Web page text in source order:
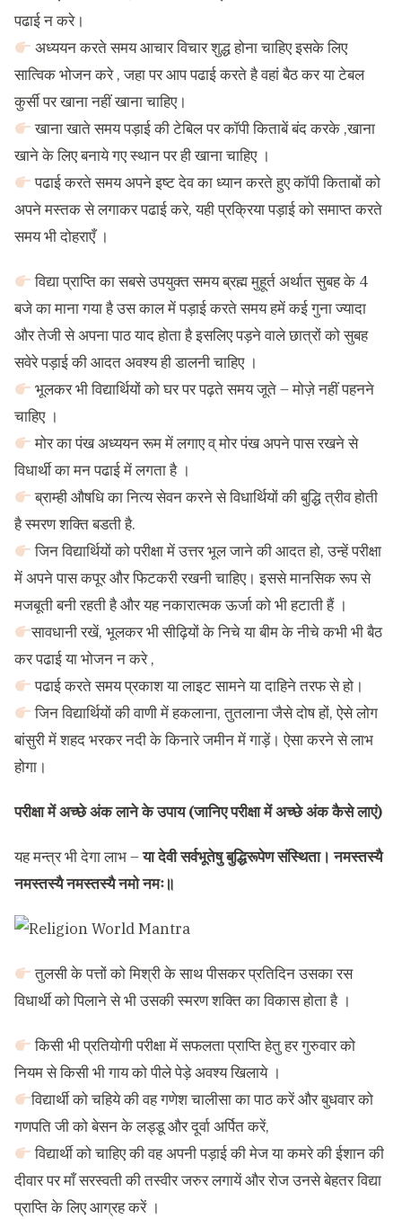
पढाई न करे।
अध्ययन करते समय आचार विचार शुद्ध होना चाहिए इसके लिए
सात्विक भोजन करे , जहा पर आप पढाई करते है वहां बैठ कर या टेबल
कुर्सी पर खाना नहीं खाना चाहिए।
खाना खाते समय पड़ाई की टेबिल पर कॉपी किताबें बंद करके ,खाना
खाने के लिए बनाये गए स्थान पर ही खाना चाहिए ।
पढाई करते समय अपने इष्ट देव का ध्यान करते हुए कॉपी किताबों को
अपने मस्तक से लगाकर पढाई करे, यही प्रक्रिया पड़ाई को समाप्त करते
समय भी दोहराएँ ।
विद्या प्राप्ति का सबसे उपयुक्त समय ब्रह्म मुहूर्त अर्थात सुबह के 4
बजे का माना गया है उस काल में पड़ाई करते समय हमें कई गुना ज्यादा
और तेजी से अपना पाठ याद होता है इसलिए पड़ने वाले छात्रों को सुबह
सवेरे पड़ाई की आदत अवश्य ही डालनी चाहिए ।
भूलकर भी विद्यार्थियों को घर पर पढ़ते समय जूते – मोज़े नहीं पहनने
चाहिए ।
मोर का पंख अध्ययन रूम में लगाए व् मोर पंख अपने पास रखने से
विधार्थी का मन पढाई में लगता है ।
ब्राम्ही औषधि का नित्य सेवन करने से विधार्थियों की बुद्धि त्रीव होती
है स्मरण शक्ति बडती है.
जिन विद्यार्थियों को परीक्षा में उत्तर भूल जाने की आदत हो, उन्हें परीक्षा
में अपने पास कपूर और फिटकरी रखनी चाहिए। इससे मानसिक रूप से
मजबूती बनी रहती है और यह नकारात्मक ऊर्जा को भी हटाती हैं ।
सावधानी रखें, भूलकर भी सीढ़ियों के निचे या बीम के नीचे कभी भी बैठ
कर पढाई या भोजन न करे ,
पढाई करते समय प्रकाश या लाइट सामने या दाहिने तरफ से हो।
जिन विद्यार्थियों की वाणी में हकलाना, तुतलाना जैसे दोष हों, ऐसे लोग
बांसुरी में शहद भरकर नदी के किनारे जमीन में गाड़ें। ऐसा करने से लाभ
होगा।
परीक्षा में अच्छे अंक लाने के उपाय (जानिए परीक्षा में अच्छे अंक कैसे लाएं)
यह मन्त्र भी देगा लाभ –या देवी सर्वभूतेषु बुद्धिरूपेण संस्थिता। नमस्तस्यै
नमस्तस्यै नमस्तस्यै नमो नमः॥
तुलसी के पत्तों को मिश्री के साथ पीसकर प्रतिदिन उसका रस
विधार्थी को पिलाने से भी उसकी स्मरण शक्ति का विकास होता है ।
किसी भी प्रतियोगी परीक्षा में सफलता प्राप्ति हेतु हर गुरुवार को
नियम से किसी भी गाय को पीले पेड़े अवश्य खिलाये ।
विद्यार्थी को चहिये की वह गणेश चालीसा का पाठ करें और बुधवार को
गणपति जी को बेसन के लड्डू और दूर्वा अर्पित करें,
विद्यार्थी को चाहिए की वह अपनी पड़ाई की मेज या कमरे की ईशान की
दीवार पर माँ सरस्वती की तस्वीर जरुर लगायें और रोज उनसे बेहतर विद्या
प्राप्ति के लिए आग्रह करें ।